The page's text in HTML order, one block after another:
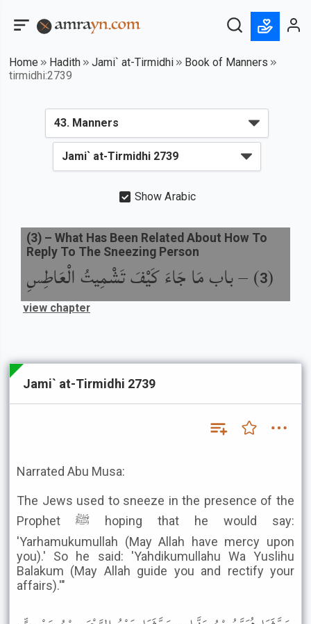
Home Hadith Jami` at-Tirmidhi
Book of Manners
tirmidhi:2739
Show Arabic
(
3
) –باب مَا جَاءَ كَيْفَ تَشْمِيتُ الْعَاطِسِ
(3) – What Has Been Related About How To
Reply To The Sneezing Person
view chapter
Jami` at-Tirmidhi 2739
Narrated Abu Musa:
The Jews used to sneeze in the presence of the
Prophet ﷺ hoping that he would say:
'Yarhamukumullah (May Allah have mercy upon
you).' So he said: 'Yahdikumullahu Wa Yuslihu
Balakum (May Allah guide you and rectify your
affairs).'"